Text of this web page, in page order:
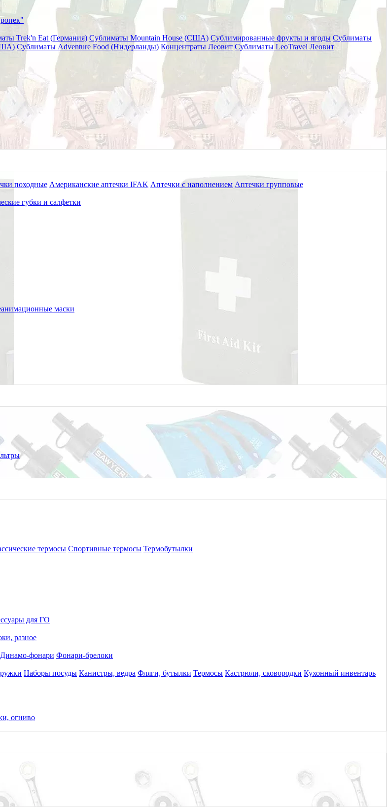
Trek'n Eat (Германия) Сублиматы Mountain House (США) Сублимированные фрукты и ягоды Сублиматы
Сублиматы Adventure Food (Нидерланды) Концентраты Леовит Сублиматы LeoTravel Леовит
походные Американские аптечки IFAK Аптечки с наполнением Аптечки групповые
губки и салфетки
маски
термосы Спортивные термосы Термобутылки
для ГО
разное
Динамо-фонари Фонари-брелоки
Наборы посуды Канистры, ведра Фляги, бутылки Термосы Кастрюли, сковородки Кухонный инвентарь
огниво
пакет ГОСТ